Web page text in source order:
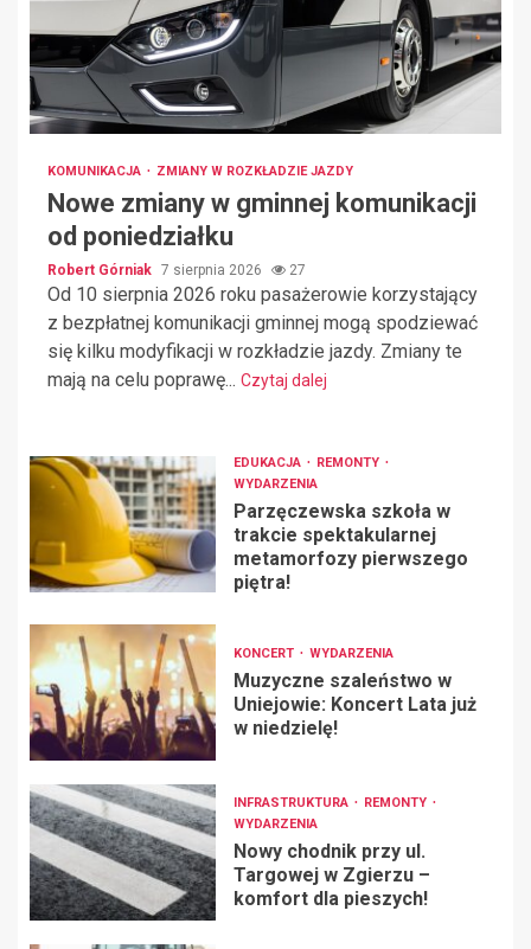
KOMUNIKACJA ZMIANY W ROZKŁADZIE JAZDY
Nowe zmiany w gminnej komunikacji
od poniedziałku
Robert Górniak 7 sierpnia 2026 27
Od 10 sierpnia 2026 roku pasażerowie korzystający
z bezpłatnej komunikacji gminnej mogą spodziewać
się kilku modyfikacji w rozkładzie jazdy. Zmiany te
mają na celu poprawę... Czytaj dalej
EDUKACJA
REMONTY
WYDARZENIA
Parzęczewska szkoła w
trakcie spektakularnej
metamorfozy pierwszego
piętra!
KONCERT WYDARZENIA
Muzyczne szaleństwo w
Uniejowie: Koncert Lata już
w niedzielę!
INFRASTRUKTURA
REMONTY
WYDARZENIA
Nowy chodnik przy ul.
Targowej w Zgierzu –
komfort dla pieszych!